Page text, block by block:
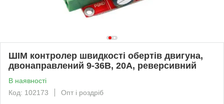
ШІМ контролер швидкості обертів двигуна,
двонаправлений 9-36В, 20A, реверсивний
В наявності
Код: 102173
Опт і роздріб